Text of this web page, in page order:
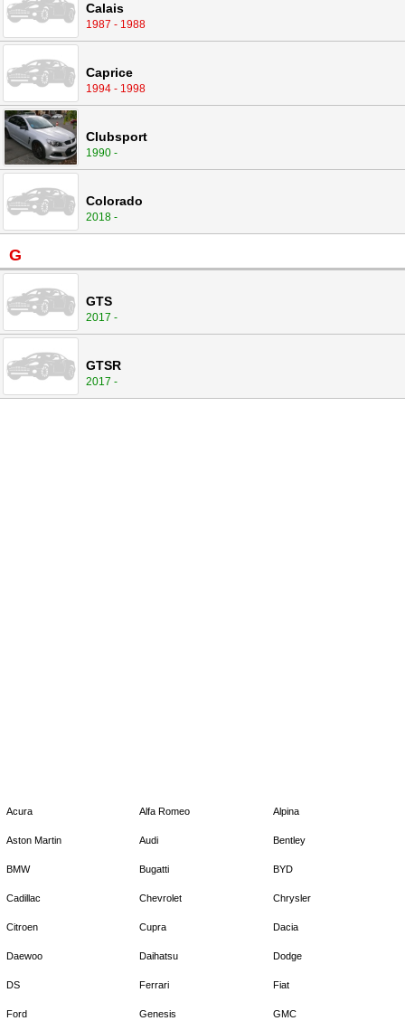
Calais
1987 - 1988
Caprice
1994 - 1998
Clubsport
1990 -
Colorado
2018 -
G
GTS
2017 -
GTSR
2017 -
Acura Alfa Romeo Alpina
Aston Martin Audi Bentley
BMW Bugatti BYD
Cadillac Chevrolet Chrysler
Citroen Cupra Dacia
Daewoo Daihatsu Dodge
DS Ferrari Fiat
Ford Genesis GMC